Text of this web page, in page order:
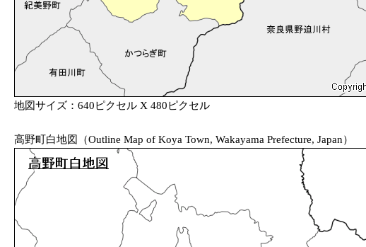
地図サイズ：640ピクセル X 480ピクセル
高野町白地図（Outline Map of Koya Town, Wakayama Prefecture, Japan）